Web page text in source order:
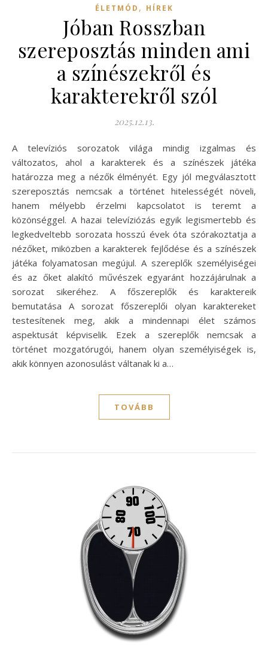
ÉLETMÓD , HÍREK
Jóban Rosszban
szereposztás minden ami
a színészekről és
karakterekről szól
2025.12.13.
A televíziós sorozatok világa mindig izgalmas és
változatos, ahol a karakterek és a színészek játéka
határozza meg a nézők élményét. Egy jól megválasztott
szereposztás nemcsak a történet hitelességét növeli,
hanem mélyebb érzelmi kapcsolatot is teremt a
közönséggel. A hazai televíziózás egyik legismertebb és
legkedveltebb sorozata hosszú évek óta szórakoztatja a
nézőket, miközben a karakterek fejlődése és a színészek
játéka folyamatosan megújul. A szereplők személyiségei
és az őket alakító művészek egyaránt hozzájárulnak a
sorozat sikeréhez. A főszereplők és karaktereik
bemutatása A sorozat főszereplői olyan karaktereket
testesítenek meg, akik a mindennapi élet számos
aspektusát képviselik. Ezek a szereplők nemcsak a
történet mozgatórugói, hanem olyan személyiségek is,
akik könnyen azonosulást váltanak ki a…
TOVÁBB